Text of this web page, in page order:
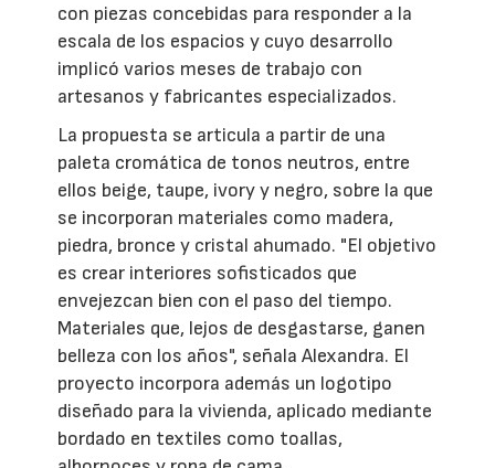
con piezas concebidas para responder a la
escala de los espacios y cuyo desarrollo
implicó varios meses de trabajo con
artesanos y fabricantes especializados.
La propuesta se articula a partir de una
paleta cromática de tonos neutros, entre
ellos beige, taupe, ivory y negro, sobre la que
se incorporan materiales como madera,
piedra, bronce y cristal ahumado. "El objetivo
es crear interiores sofisticados que
envejezcan bien con el paso del tiempo.
Materiales que, lejos de desgastarse, ganen
belleza con los años", señala Alexandra. El
proyecto incorpora además un logotipo
diseñado para la vivienda, aplicado mediante
bordado en textiles como toallas,